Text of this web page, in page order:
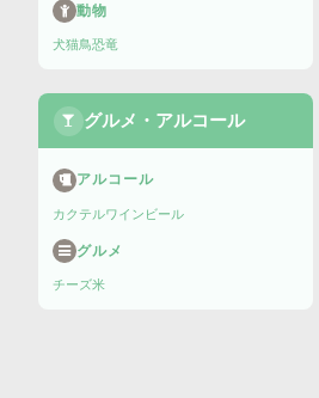
動物
犬猫鳥恐竜
グルメ・アルコール
アルコール
カクテルワイン ビール
グルメ
チーズ米